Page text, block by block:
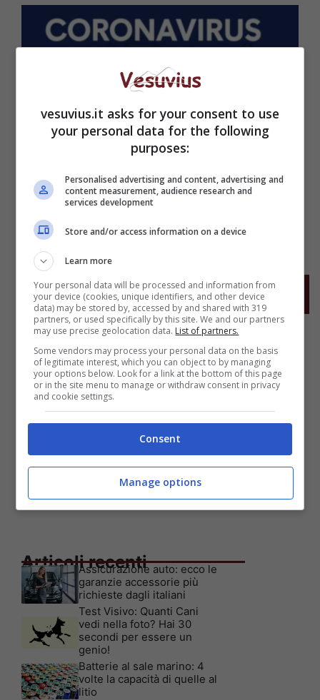
90 casi, scende il numero di tamponi
<< 1 … 247 248
Articoli recenti
Assicurazione auto: ecco le
garanzie accessorie più
richieste dagli italiani
Test Visivo: Quanti Cani
vedi nella foto? Hai 30
secondi per essere un
genio!
Batterie al sale marino: 4
volte la capacità di quelle al
litio
vesuvius.it asks for your consent to use
your personal data for the following
purposes:
Personalised advertising and content, advertising and
content measurement, audience research and
services development
Store and/or access information on a device
Learn more
Your personal data will be processed and information from
your device (cookies, unique identifiers, and other device
data) may be stored by, accessed by and shared with 319
partners, or used specifically by this site. We and our partners
may use precise geolocation data. List of partners.
Some vendors may process your personal data on the basis
of legitimate interest, which you can object to by managing
your options below. Look for a link at the bottom of this page
or in the site menu to manage or withdraw consent in privacy
and cookie settings.
Consent
Manage options